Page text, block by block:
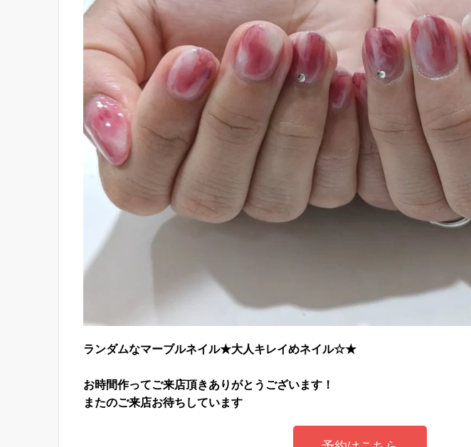
ランダムなマーブルネイル★大人キレイめネイル☆★
お時間作ってご来店頂きありがとうございます！
またのご来店お待ちしています